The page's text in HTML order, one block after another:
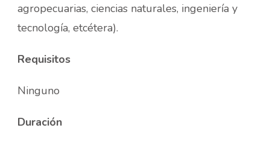
agropecuarias, ciencias naturales, ingeniería y
tecnología, etcétera).
Requisitos
Ninguno
Duración